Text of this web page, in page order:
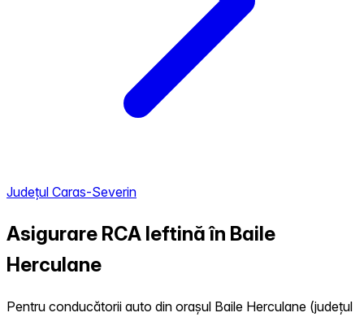
Județul Caras-Severin
Asigurare RCA Ieftină în Baile
Herculane
Pentru conducătorii auto din orașul Baile Herculane (județul